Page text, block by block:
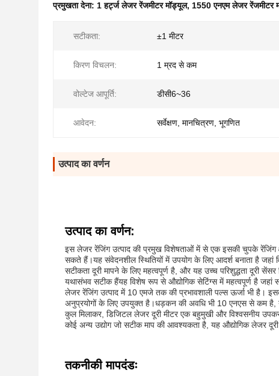
प्रमुखता देना: 1 हर्ट्ज लेजर रेंजमीटर मॉड्यूल, 1550 एनएम लेजर रेंजमीटर
सटीकता: ±1 मीटर
किरण विचलन: 1 म्रद से कम
वोल्टेज आपूर्ति: डीसी6~36
आवेदन: सर्वेक्षण, मानचित्रण, भूगणित
उत्पाद का वर्णन
उत्पाद का वर्णन:
इस लेजर रेंजिंग उत्पाद की प्रमुख विशेषताओं में से एक इसकी चुपके रेंजिंग
सकते हैं।यह संवेदनशील स्थितियों में उपयोग के लिए आदर्श बनाता है जहां
सटीकता दूरी मापने के लिए महत्वपूर्ण है, और यह उच्च परिशुद्धता दूरी
यथासंभव सटीक हैंयह विशेष रूप से औद्योगिक सेटिंग्स में महत्वपूर्ण है जहां
लेजर रेंजिंग उत्पाद में 10 एमजे तक की प्रभावशाली पल्स ऊर्जा भी है।
अनुप्रयोगों के लिए उपयुक्त है।धड़कन की अवधि भी 10 एनएस से कम है,
कुल मिलाकर, डिजिटल लेजर दूरी मीटर एक बहुमुखी और विश्वसनीय
कोई अन्य उद्योग जो सटीक माप की आवश्यकता है, यह औद्योगिक लेजर
तकनीकी मापदंडः